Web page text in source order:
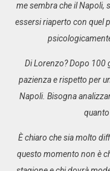
me sembra che il Napoli,
essersi riaperto con quel
Di Lorenzo? Dopo 100
pazienza e rispetto per
Napoli. Bisogna
È chiaro che sia molto
questo momento non è